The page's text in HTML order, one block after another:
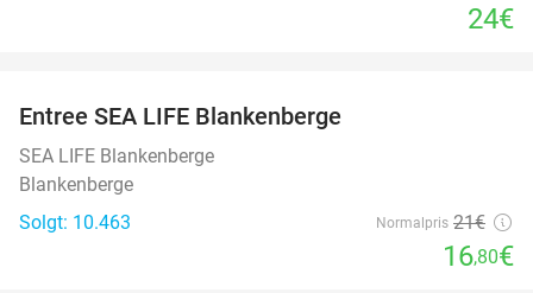
24€
Entree SEA LIFE Blankenberge
SEA LIFE Blankenberge
Blankenberge
Solgt: 10.463
Normalpris 21€
16,80€